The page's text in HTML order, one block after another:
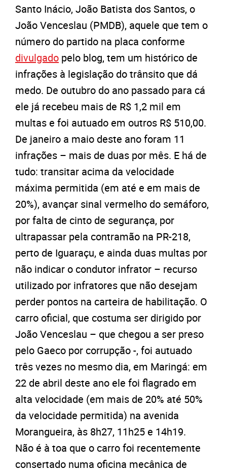
Santo Inácio, João Batista dos Santos, o
João Venceslau (PMDB), aquele que tem o
número do partido na placa conforme
divulgado pelo blog, tem um histórico de
infrações à legislação do trânsito que dá
medo. De outubro do ano passado para cá
ele já recebeu mais de R$ 1,2 mil em
multas e foi autuado em outros R$ 510,00.
De janeiro a maio deste ano foram 11
infrações – mais de duas por mês. E há de
tudo: transitar acima da velocidade
máxima permitida (em até e em mais de
20%), avançar sinal vermelho do semáforo,
por falta de cinto de segurança, por
ultrapassar pela contramão na PR-218,
perto de Iguaraçu, e ainda duas multas por
não indicar o condutor infrator – recurso
utilizado por infratores que não desejam
perder pontos na carteira de habilitação. O
carro oficial, que costuma ser dirigido por
João Venceslau – que chegou a ser preso
pelo Gaeco por corrupção -, foi autuado
três vezes no mesmo dia, em Maringá: em
22 de abril deste ano ele foi flagrado em
alta velocidade (em mais de 20% até 50%
da velocidade permitida) na avenida
Morangueira, às 8h27, 11h25 e 14h19.
Não é à toa que o carro foi recentemente
consertado numa oficina mecânica de